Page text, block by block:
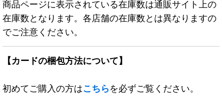
商品ページに表示されている在庫数は通販サイト上の
在庫数となります。各店舗の在庫数とは異なりますの
でご注意ください。
【カードの梱包方法について】
初めてご購入の方はこちらを必ずご覧ください。